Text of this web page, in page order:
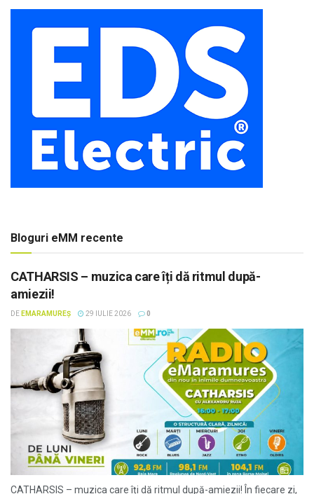
Bloguri eMM recente
CATHARSIS – muzica care îți dă ritmul după-
amiezii!
DE EMARAMUREȘ 29 IULIE 2026 0
CATHARSIS – muzica care îți dă ritmul după-amiezii! În fiecare zi,